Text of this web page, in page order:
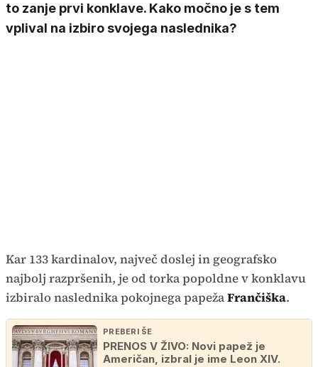
to zanje prvi konklave. Kako močno je s tem
vplival na izbiro svojega naslednika?
Kar 133 kardinalov, največ doslej in geografsko
najbolj razpršenih, je od torka popoldne v konklavu
izbiralo naslednika pokojnega papežaFrančiška.
PREBERI ŠE
PRENOS V ŽIVO: Novi papež je
Američan, izbral je ime Leon XIV.